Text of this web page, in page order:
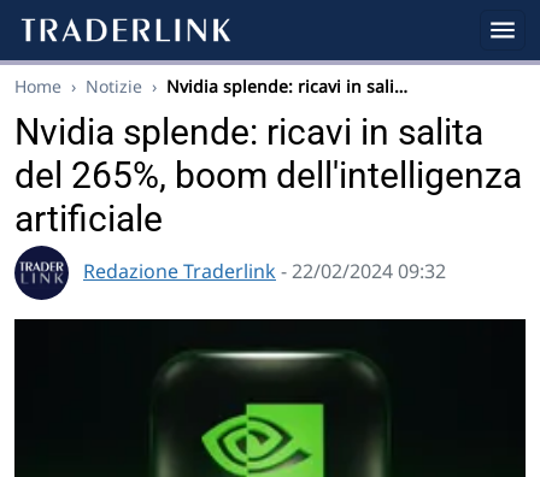
Home › Notizie › Nvidia splende: ricavi in sali…
Nvidia splende: ricavi in salita
del 265%, boom dell'intelligenza
artificiale
Redazione Traderlink - 22/02/2024 09:32